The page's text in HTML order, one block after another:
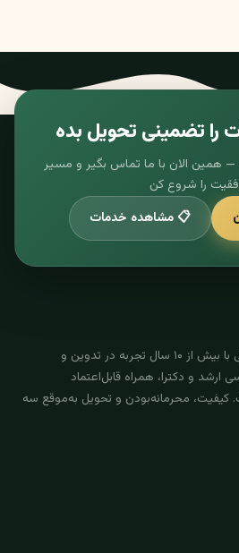
را تضمینی تحویل بده
— همین الان با ما تماس بگیر و مسیر
را شروع کن
📋 مشاهده خدمات
موسسه پژوهشی سبزانگشتی با بیش از ۱۰ سال تجربه در تدوین و
ارشد و دکترا، همراه قابل‌اعتماد
کیفیت، محرمانه‌بودن و تحویل به‌موقع سه